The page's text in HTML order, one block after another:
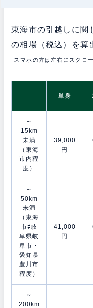
東海市の引越しに関
の相場（税込）を算
-スマホの方は左右にスクロ
単身
～
15km
未満
（東海
市内程
度）
39,000
円
～
50km
未満
（東海
市⇄岐
阜県岐
阜市・
愛知県
豊川市
程度）
41,000
円
～
200km